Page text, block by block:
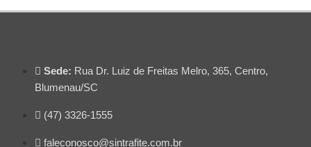
Sede: Rua Dr. Luiz de Freitas Melro, 365, Centro,
Blumenau/SC
(47) 3326-1555
faleconosco@sintrafite.com.br